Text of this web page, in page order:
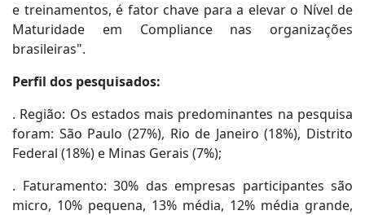
e treinamentos, é fator chave para a elevar o Nível de
Maturidade em Compliance nas organizações
brasileiras".
Perfil dos pesquisados:
. Região: Os estados mais predominantes na pesquisa
foram: São Paulo (27%), Rio de Janeiro (18%), Distrito
Federal (18%) e Minas Gerais (7%);
. Faturamento: 30% das empresas participantes são
micro, 10% pequena, 13% média, 12% média grande,